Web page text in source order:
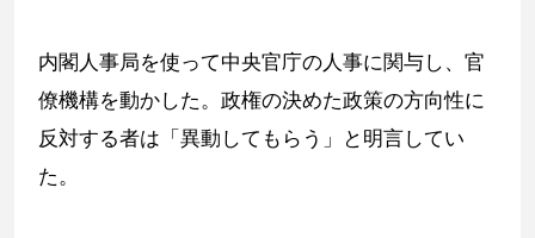
内閣人事局を使って中央官庁の人事に関与し、官
僚機構を動かした。政権の決めた政策の方向性に
反対する者は「異動してもらう」と明言してい
た。